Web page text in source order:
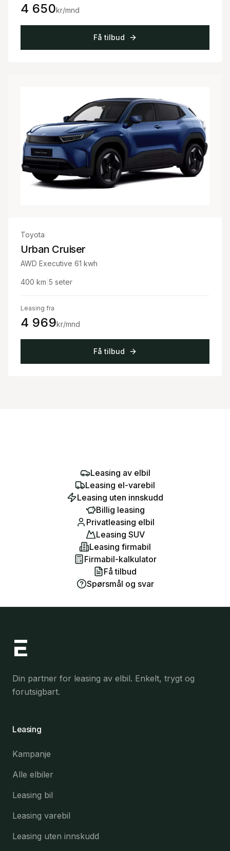
4 650kr/mnd
Få tilbud
Toyota
Urban Cruiser
AWD Executive 61 kwh
400 km 5 seter
Leasing fra
4 969kr/mnd
Få tilbud
Leasing av elbil
Leasing el-varebil
Leasing uten innskudd
Billig leasing
Privatleasing elbil
Leasing SUV
Leasing firmabil
Firmabil-kalkulator
Få tilbud
Spørsmål og svar
Din partner for leasing av elbil. Enkelt, trygt og
forutsigbart.
Leasing
Kampanje
Alle elbiler
Leasing bil
Leasing varebil
Leasing uten innskudd